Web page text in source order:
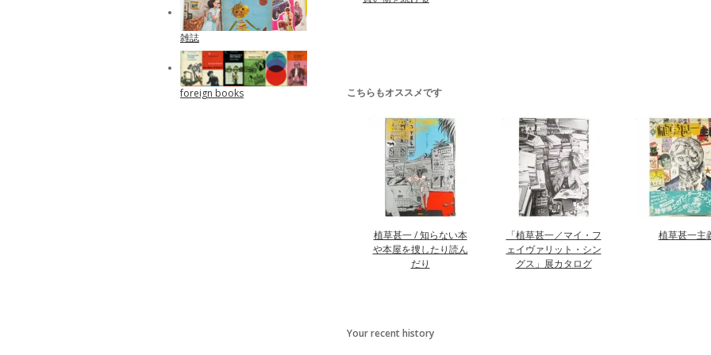
こちらもオススメです
植草甚一 / 知らない本
や本屋を捜したり読ん
だり
「植草甚一／マイ・フ
ェイヴァリット・シン
グス」展カタログ
植草甚一主
Your recent history
雑誌
foreign books